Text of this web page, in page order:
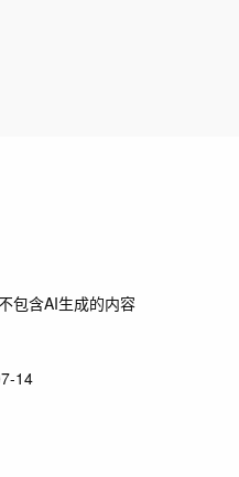
包含AI生成的内容
14